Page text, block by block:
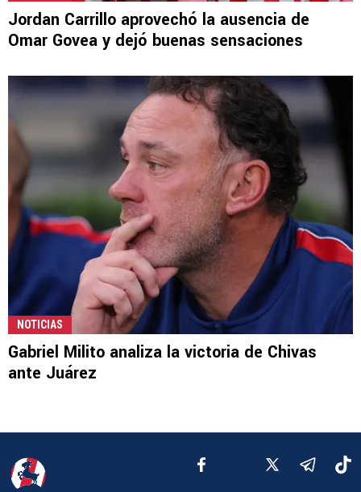
Jordan Carrillo aprovechó la ausencia de
Omar Govea y dejó buenas sensaciones
NOTICIAS
Gabriel Milito analiza la victoria de Chivas
ante Juárez